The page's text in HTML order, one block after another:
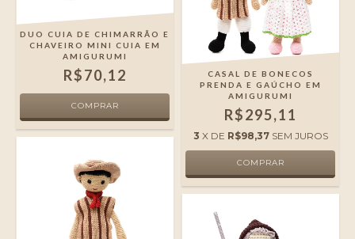
DUO CUIA DE CHIMARRÃO E
CHAVEIRO MINI CUIA EM
AMIGURUMI
R$70,12
CASAL DE BONECOS
PRENDA E GAÚCHO EM
AMIGURUMI
R$295,11
3 X DE R$98,37 SEM JUROS